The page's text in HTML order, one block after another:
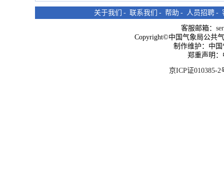
关于我们 - 联系我们 - 帮助 - 人员招聘 -
客服邮箱：
Copyright©中国气象局公共
制作维护：中
郑重声明
京ICP证010385-2